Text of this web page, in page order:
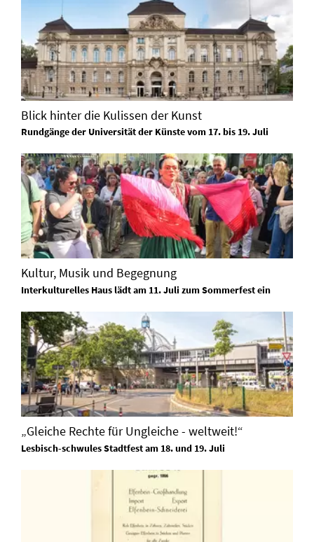
Blick hinter die Kulissen der Kunst
Rundgänge der Universität der Künste vom 17. bis 19. Juli
Kultur, Musik und Begegnung
Interkulturelles Haus lädt am 11. Juli zum Sommerfest ein
„Gleiche Rechte für Ungleiche - weltweit!“
Lesbisch-schwules Stadtfest am 18. und 19. Juli